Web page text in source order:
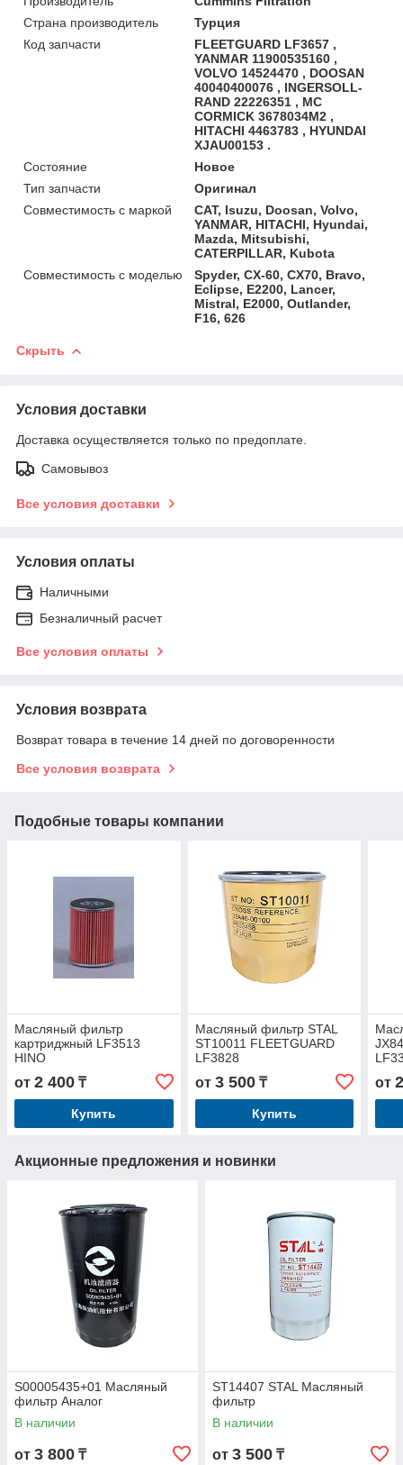
Страна производитель
Турция
Код запчасти
FLEETGUARD LF3657 ,
YANMAR 11900535160 ,
VOLVO 14524470 , DOOSAN
40040400076 , INGERSOLL-
RAND 22226351 , MC
CORMICK 3678034M2 ,
HITACHI 4463783 , HYUNDAI
XJAU00153 .
Состояние
Новое
Тип запчасти
Оригинал
Совместимость с маркой
CAT, Isuzu, Doosan, Volvo,
YANMAR, HITACHI, Hyundai,
Mazda, Mitsubishi,
CATERPILLAR, Kubota
Совместимость с моделью
Spyder, CX-60, CX70, Bravo,
Eclipse, E2200, Lancer,
Mistral, E2000, Outlander,
F16, 626
Скрыть
Условия доставки
Доставка осуществляется только по предоплате.
Самовывоз
Все условия доставки
Условия оплаты
Наличными
Безналичный расчет
Все условия оплаты
Условия возврата
Возврат товара в течение 14 дней по договоренности
Все условия возврата
Подобные товары компании
Масляный фильтр
картриджный LF3513
HINO
от 2 400 ₸
Купить
Масляный фильтр STAL
ST10011 FLEETGUARD
LF3828
от 3 500₸
Купить
от
Акционные предложения и новинки
S00005435+01 Масляный
фильтр Аналог
В наличии
от 3 800 ₸
ST14407 STAL Масляный
фильтр
В наличии
от 3 500 ₸